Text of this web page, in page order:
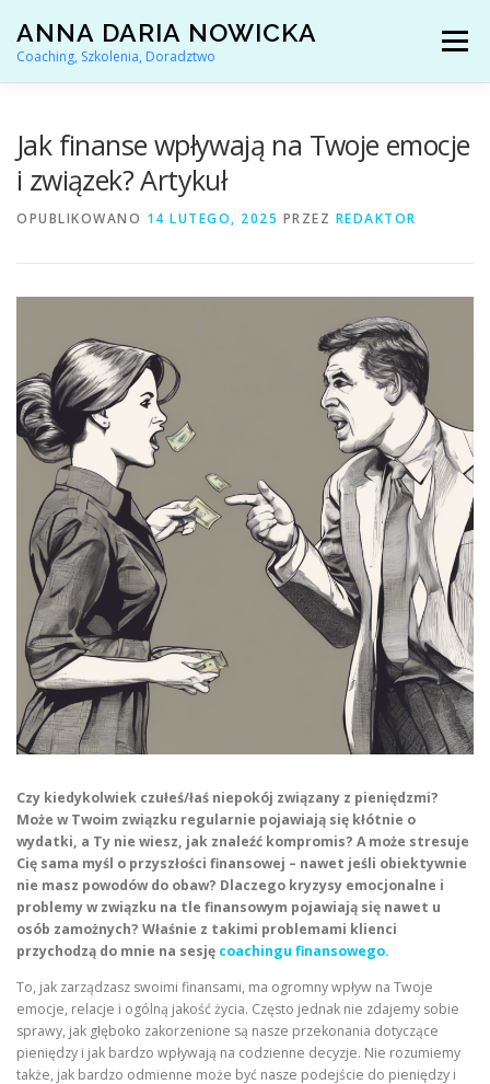
treści
ANNA DARIA NOWICKA
Coaching, Szkolenia, Doradztwo
Menu
KONTAKT
Jak finanse wpływają na Twoje emocje
i związek? Artykuł
OPUBLIKOWANO 14 LUTEGO, 2025 PRZEZ REDAKTOR
Czy kiedykolwiek czułeś/łaś niepokój związany z pieniędzmi?
Może w Twoim związku regularnie pojawiają się kłótnie o
wydatki, a Ty nie wiesz, jak znaleźć kompromis? A może stresuje
Cię sama myśl o przyszłości finansowej – nawet jeśli obiektywnie
nie masz powodów do obaw? Dlaczego kryzysy emocjonalne i
problemy w związku na tle finansowym pojawiają się nawet u
osób zamożnych? Właśnie z takimi problemami klienci
przychodzą do mnie na sesję coachingu finansowego.
To, jak zarządzasz swoimi finansami, ma ogromny wpływ na Twoje
emocje, relacje i ogólną jakość życia. Często jednak nie zdajemy sobie
sprawy, jak głęboko zakorzenione są nasze przekonania dotyczące
pieniędzy i jak bardzo wpływają na codzienne decyzje. Nie rozumiemy
także, jak bardzo odmienne może być nasze podejście do pieniędzy i